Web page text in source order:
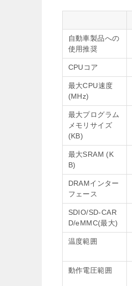
自動車製品への
使用推奨
CPUコア
最大CPU速度
(MHz)
最大プログラム
メモリサイズ
(KB)
最大SRAM (K
B)
DRAMインター
フェース
SDIO/SD-CAR
D/eMMC(最大)
温度範囲
動作電圧範囲